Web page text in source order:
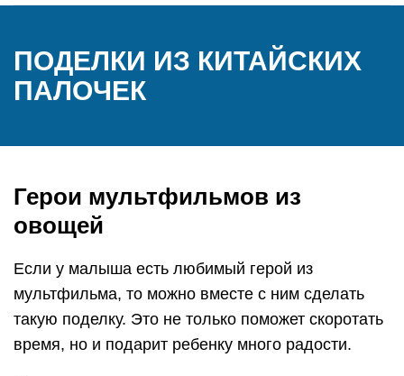
ПОДЕЛКИ ИЗ КИТАЙСКИХ
ПАЛОЧЕК
Герои мультфильмов из
овощей
Если у малыша есть любимый герой из
мультфильма, то можно вместе с ним сделать
такую поделку. Это не только поможет скоротать
время, но и подарит ребенку много радости.